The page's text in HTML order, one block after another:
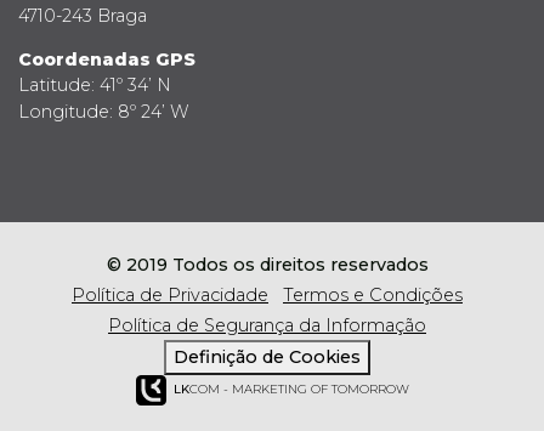
4710-243 Braga
Coordenadas GPS
Latitude: 41º 34’ N
Longitude: 8º 24’ W
© 2019 Todos os direitos reservados
Política de Privacidade
Termos e Condições
Política de Segurança da Informação
Definição de Cookies
LKCOM - MARKETING OF TOMORROW